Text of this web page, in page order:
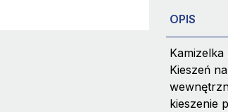
OPIS
Kieszeń
kieszenie